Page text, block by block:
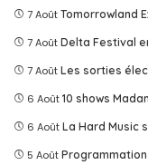
7 Août Tomorrowland
7 Août Delta Festival
7 Août Les sorties
6 Août 10 shows
6 Août La Hard Music
5 Août